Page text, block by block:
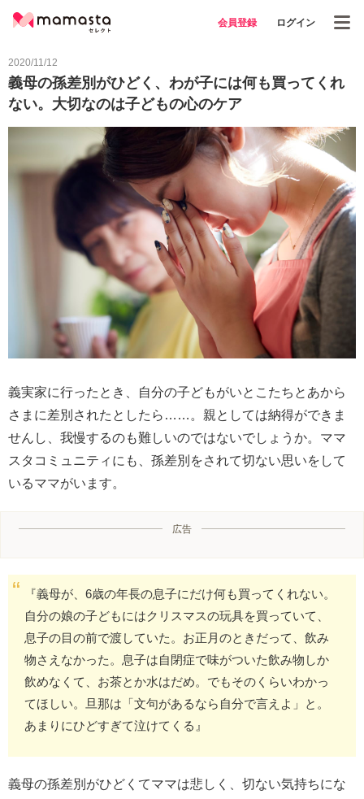
会員登録 ログイン
2020/11/12
義母の孫差別がひどく、わが子には何も買ってくれ
ない。大切なのは子どもの心のケア
義実家に行ったとき、自分の子どもがいとこたちとあから
さまに差別されたとしたら……。親としては納得ができま
せんし、我慢するのも難しいのではないでしょうか。ママ
スタコミュニティにも、孫差別をされて切ない思いをして
いるママがいます。
広告
『義母が、6歳の年長の息子にだけ何も買ってくれない。
自分の娘の子どもにはクリスマスの玩具を買っていて、
息子の目の前で渡していた。お正月のときだって、飲み
物さえなかった。息子は自閉症で味がついた飲み物しか
飲めなくて、お茶とか水はだめ。でもそのくらいわかっ
てほしい。旦那は「文句があるなら自分で言えよ」と。
あまりにひどすぎて泣けてくる』
義母の孫差別がひどくてママは悲しく、切ない気持ちにな